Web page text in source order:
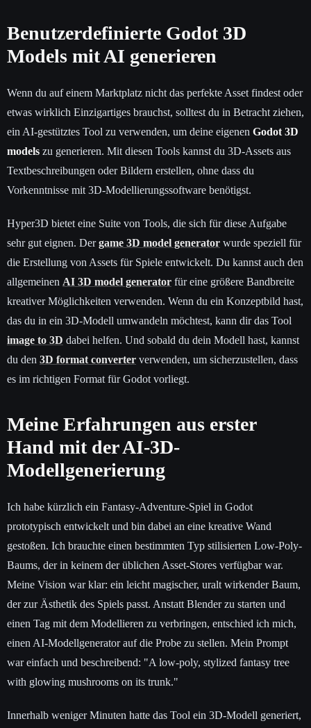
Benutzerdefinierte Godot 3D
Models mit AI generieren
Wenn du auf einem Marktplatz nicht das perfekte Asset findest oder
etwas wirklich Einzigartiges brauchst, solltest du in Betracht ziehen,
ein AI-gestütztes Tool zu verwenden, um deine eigenen Godot 3D
models zu generieren. Mit diesen Tools kannst du 3D-Assets aus
Textbeschreibungen oder Bildern erstellen, ohne dass du
Vorkenntnisse mit 3D-Modellierungssoftware benötigst.
Hyper3D bietet eine Suite von Tools, die sich für diese Aufgabe
sehr gut eignen. Dergame 3D model generator wurde speziell für
die Erstellung von Assets für Spiele entwickelt. Du kannst auch den
allgemeinen AI 3D model generator für eine größere Bandbreite
kreativer Möglichkeiten verwenden. Wenn du ein Konzeptbild hast,
das du in ein 3D-Modell umwandeln möchtest, kann dir das Tool
image to 3D dabei helfen. Und sobald du dein Modell hast, kannst
du den 3D format converter verwenden, um sicherzustellen, dass
es im richtigen Format für Godot vorliegt.
Meine Erfahrungen aus erster
Hand mit der AI-3D-
Modellgenerierung
Ich habe kürzlich ein Fantasy-Adventure-Spiel in Godot
prototypisch entwickelt und bin dabei an eine kreative Wand
gestoßen. Ich brauchte einen bestimmten Typ stilisierten Low-Poly-
Baums, der in keinem der üblichen Asset-Stores verfügbar war.
Meine Vision war klar: ein leicht magischer, uralt wirkender Baum,
der zur Ästhetik des Spiels passt. Anstatt Blender zu starten und
einen Tag mit dem Modellieren zu verbringen, entschied ich mich,
einen AI-Modellgenerator auf die Probe zu stellen. Mein Prompt
war einfach und beschreibend: "A low-poly, stylized fantasy tree
with glowing mushrooms on its trunk."
Innerhalb weniger Minuten hatte das Tool ein 3D-Modell generiert,